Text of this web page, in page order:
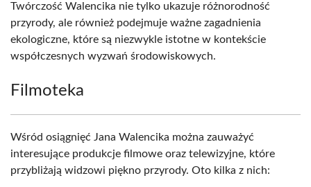
Twórczość Walencika nie tylko ukazuje różnorodność
przyrody, ale również podejmuje ważne zagadnienia
ekologiczne, które są niezwykle istotne w kontekście
współczesnych wyzwań środowiskowych.
Filmoteka
Wśród osiągnięć Jana Walencika można zauważyć
interesujące produkcje filmowe oraz telewizyjne, które
przybliżają widzowi piękno przyrody. Oto kilka z nich: